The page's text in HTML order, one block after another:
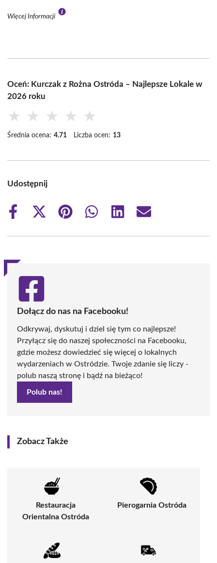
Więcej Informacji
Oceń: Kurczak z Rożna Ostróda – Najlepsze Lokale w
2026 roku
★ ★ ★ ★ ★
Średnia ocena: 4.71 Liczba ocen: 13
Udostępnij
Share
Share
(Twitter)
Share
Share
Share
Share
Dołącz do nas na Facebooku!
Odkrywaj, dyskutuj i dziel się tym co najlepsze!
Przyłącz się do naszej społeczności na Facebooku,
gdzie możesz dowiedzieć się więcej o lokalnych
wydarzeniach w Ostródzie. Twoje zdanie się liczy -
polub naszą stronę i bądź na bieżąco!
Polub nas!
Zobacz Także
Restauracja
Orientalna Ostróda
Pierogarnia Ostróda